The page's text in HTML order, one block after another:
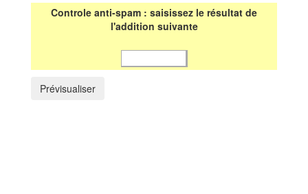
Controle anti-spam : saisissez le résultat de
l'addition suivante